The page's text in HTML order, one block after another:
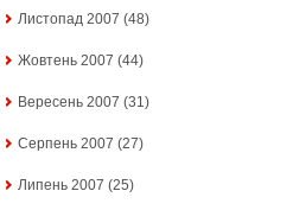
Листопад 2007 (48)
Жовтень 2007 (44)
Вересень 2007 (31)
Серпень 2007 (27)
Липень 2007 (25)